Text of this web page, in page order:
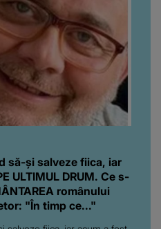
să-și salveze fiica, iar
ULTIMUL DRUM. Ce s-
românului
"În timp ce..."